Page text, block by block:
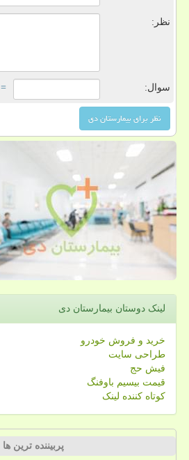
نظر:
سوال: = ۳ بعلاوه ۴
لینک دوستان بیمارستان دی
خرید و فروش خودرو
طراحی سایت
فیش حج
قیمت بیسیم باوفنگ
کوتاه کننده لینک
پربیننده ترین ها